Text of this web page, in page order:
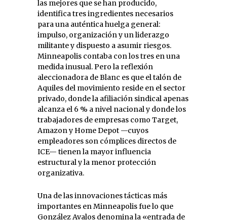
las mejores que se han producido,
identifica tres ingredientes necesarios
para una auténtica huelga general:
impulso, organización y un liderazgo
militante y dispuesto a asumir riesgos.
Minneapolis contaba con los tres en una
medida inusual. Pero la reflexión
aleccionadora de Blanc es que el talón de
Aquiles del movimiento reside en el sector
privado, donde la afiliación sindical apenas
alcanza el 6 % a nivel nacional y donde los
trabajadores de empresas como Target,
Amazon y Home Depot —cuyos
empleadores son cómplices directos de
ICE— tienen la mayor influencia
estructural y la menor protección
organizativa.
Una de las innovaciones tácticas más
importantes en Minneapolis fue lo que
González Avalos denomina la «entrada de